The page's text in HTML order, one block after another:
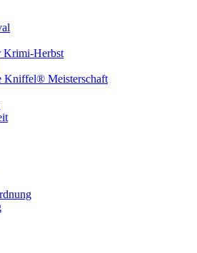
Krimi-Herbst
Kniffel® Meisterschaft